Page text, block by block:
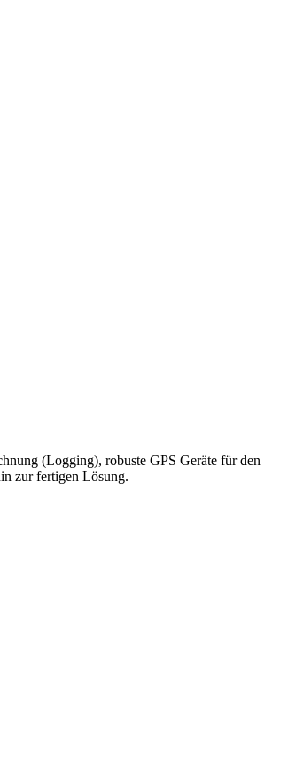
(Logging), robuste GPS Geräte für den
zur fertigen Lösung.